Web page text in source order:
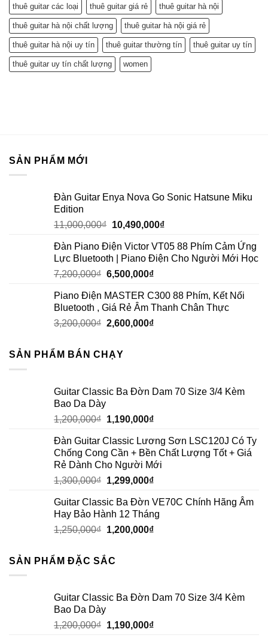
thuê guitar các loại thuê guitar giá rẻ thuê guitar hà nội
thuê guitar hà nội chất lượng thuê guitar hà nội giá rẻ
thuê guitar hà nội uy tín thuê guitar thường tín thuê guitar uy tín
thuê guitar uy tín chất lượng women
SẢN PHẨM MỚI
Đàn Guitar Enya Nova Go Sonic Hatsune Miku
Edition
11,000,000₫ 10,490,000₫
Đàn Piano Điện Victor VT05 88 Phím Cảm Ứng
Lực Bluetooth | Piano Điện Cho Người Mới Học
7,200,000₫ 6,500,000₫
Piano Điện MASTER C300 88 Phím, Kết Nối
Bluetooth , Giá Rẻ Âm Thanh Chân Thực
3,200,000₫ 2,600,000₫
SẢN PHẨM BÁN CHẠY
Guitar Classic Ba Đờn Dam 70 Size 3/4 Kèm
Bao Da Dày
1,200,000₫ 1,190,000₫
Đàn Guitar Classic Lương Sơn LSC120J Có Ty
Chống Cong Cần + Bền Chất Lượng Tốt + Giá
Rẻ Dành Cho Người Mới
1,300,000₫ 1,299,000₫
Guitar Classic Ba Đờn VE70C Chính Hãng Âm
Hay Bảo Hành 12 Tháng
1,250,000₫ 1,200,000₫
SẢN PHẨM ĐẶC SẮC
Guitar Classic Ba Đờn Dam 70 Size 3/4 Kèm
Bao Da Dày
1,200,000₫ 1,190,000₫